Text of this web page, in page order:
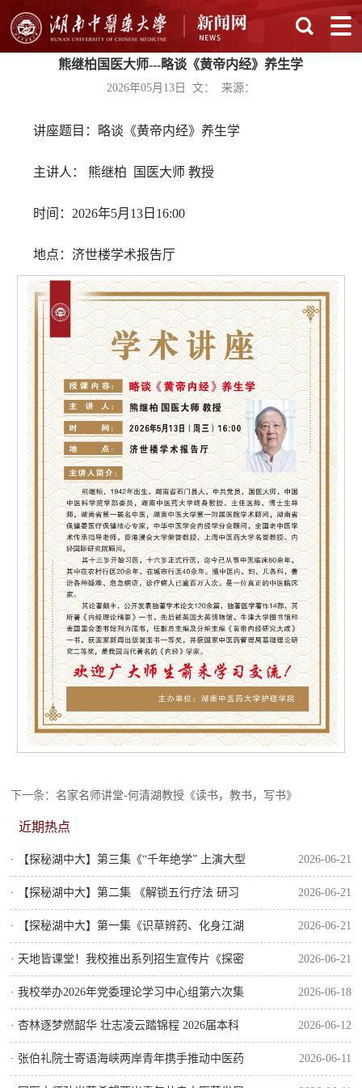
熊继柏国医大师---略谈《黄帝内经》养生学
2026年05月13日 文： 来源：
讲座题目：略谈《黄帝内经》养生学
主讲人： 熊继柏 国医大师 教授
时间：2026年5月13日16:00
地点：济世楼学术报告厅
下一条： 名家名师讲堂-何清湖教授《读书，教书，写书》
近期热点
· 【探秘湖中大】第三集《“千年绝学” 上演大型
“修仙”现场》
2026-06-21
· 【探秘湖中大】第二集 《解锁五行疗法 研习
君臣佐使》
2026-06-21
· 【探秘湖中大】第一集《识草辨药、化身江湖
百晓生》
2026-06-21
· 天地皆课堂！我校推出系列招生宣传片《探密
湖中大》尽显中医药特色育人风采
2026-06-21
· 我校举办2026年党委理论学习中心组第六次集
体学习
2026-06-18
· 杏林逐梦燃韶华 壮志凌云踏锦程 2026届本科
生毕业典礼圆满举行
2026-06-12
· 张伯礼院士寄语海峡两岸青年携手推动中医药 2026-06-11